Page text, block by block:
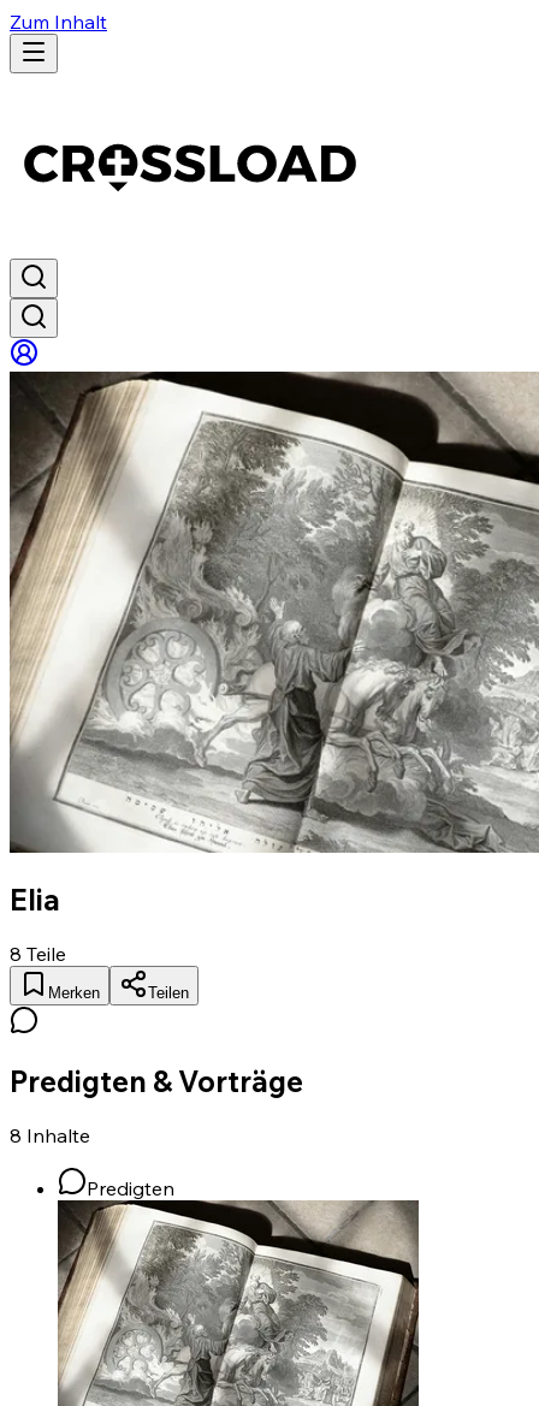
Zum Inhalt
Elia
8 Teile
Merken Teilen
Predigten & Vorträge
8 Inhalte
Predigten